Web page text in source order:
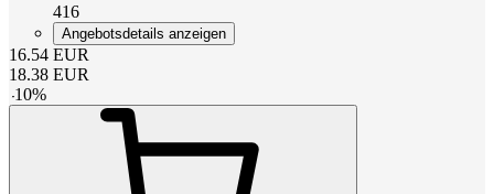
416
Angebotsdetails anzeigen
16.54 EUR
18.38 EUR
-10%